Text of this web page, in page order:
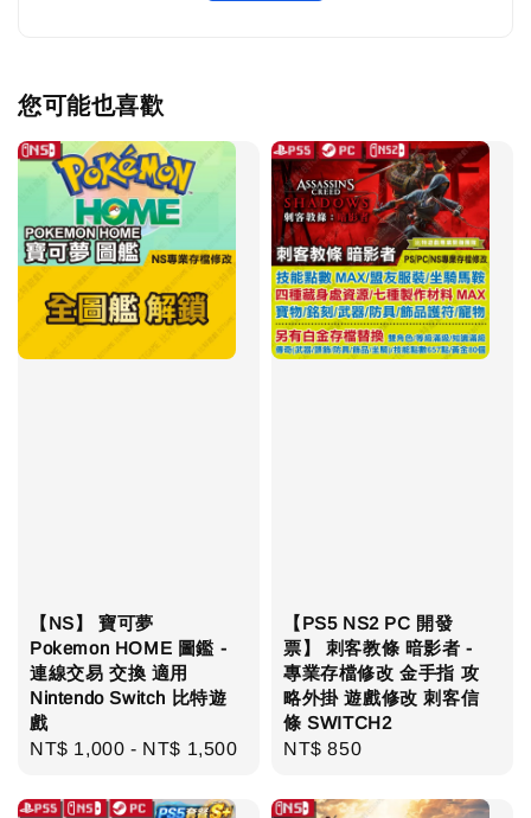
您可能也喜歡
【NS】 寶可夢
Pokemon HOME 圖鑑 -
連線交易 交換 適用
Nintendo Switch 比特遊
戲
Regular
NT$ 1,000 - NT$ 1,500
【PS5 NS2 PC 開發
票】 刺客教條 暗影者 -
專業存檔修改 金手指 攻
略外掛 遊戲修改 刺客信
條 SWITCH2
Regular
NT$ 850